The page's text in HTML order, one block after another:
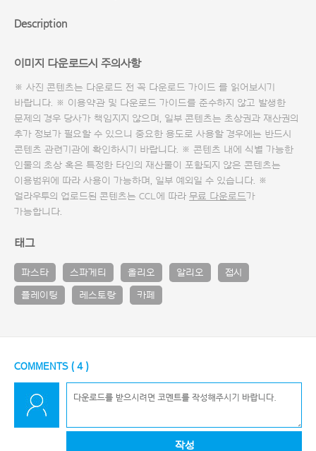
Description
이미지 다운로드시 주의사항
※ 사진 콘텐츠는 다운로드 전 꼭 다운로드 가이드 를 읽어보시기
바랍니다. ※ 이용약관 및 다운로드 가이드를 준수하지 않고 발생한
문제의 경우 당사가 책임지지 않으며, 일부 콘텐츠는 초상권과 재산권의
추가 정보가 필요할 수 있으니 중요한 용도로 사용할 경우에는 반드시
콘텐츠 관련기관에 확인하시기 바랍니다. ※ 콘텐츠 내에 식별 가능한
인물의 초상 혹은 특정한 타인의 재산물이 포함되지 않은 콘텐츠는
이용범위에 따라 사용이 가능하며, 일부 예외일 수 있습니다. ※
얼라우투의 업로드된 콘텐츠는 CCL에 따라 무료 다운로드 가
가능합니다.
태그
파스타 스파게티 올리오 알리오 접시
플레이팅 레스토랑 카페
COMMENTS ( 4)
작성